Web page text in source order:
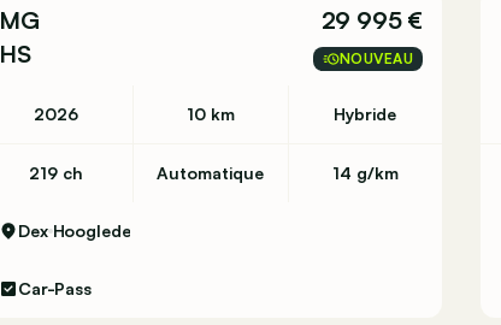
MG
HS
29 995 €
NOUVEAU
2026 10 km Hybride
219 ch Automatique 14 g/km
Dex Hooglede
Car-Pass